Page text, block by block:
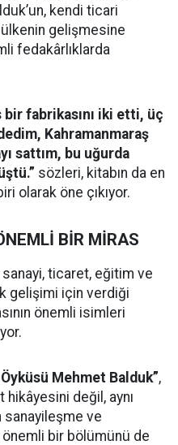
kendi ticari
ülkenin gelişmesine
fedakârlıklarda
bir fabrikasını iki etti, üç
Kahramanmaraş
sattım, bu uğurda
sözleri, kitabın da en
olarak öne çıkıyor.
BİR MİRAS
ticaret, eğitim ve
gelişimi için verdiği
önemli isimleri
Mehmet Balduk”,
hikâyesini değil, aynı
sanayileşme ve
bir bölümünü de